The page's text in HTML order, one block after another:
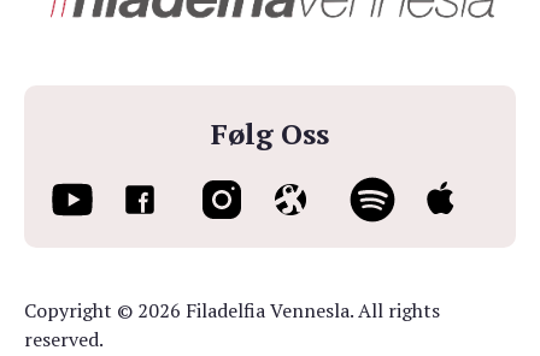
Følg Oss
Copyright © 2026 Filadelfia Vennesla. All rights
reserved.